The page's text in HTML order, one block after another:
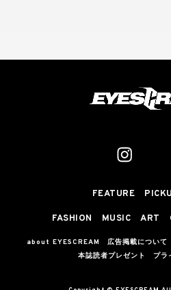
FEATURE
FASHION MUSIC ART
about EYESCREAM 広告掲載について
本誌読者プレゼント
プラ